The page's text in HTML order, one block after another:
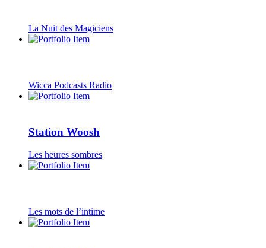
La Nuit des Magiciens
Wicca Podcasts Radio
Station Woosh
Les heures sombres
Les mots de l’intime